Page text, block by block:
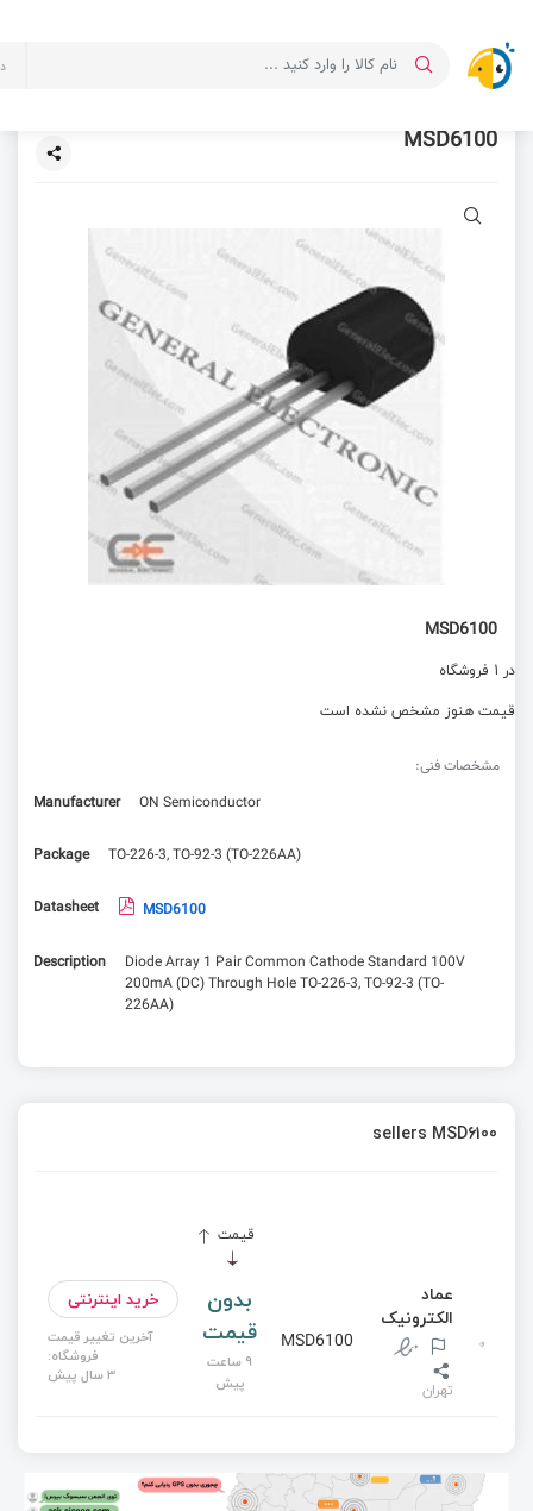
MSD6100
MSD6100
در 1 فروشگاه
قیمت هنوز مشخص نشده است
مشخصات فنی:
Manufacturer
ON Semiconductor
Package TO-226-3, TO-92-3 (TO-226AA)
Datasheet MSD6100
Description
Diode Array 1 Pair Common Cathode Standard 100V
200mA (DC) Through Hole TO-226-3, TO-92-3 (TO-
226AA)
sellers MSD6100
قیمت
عماد
الکترونیک
تهران
MSD6100
بدون
قیمت
9 ساعت
پیش
خرید اینترنتی
آخرین تغییر قیمت
فروشگاه:
3 سال پیش